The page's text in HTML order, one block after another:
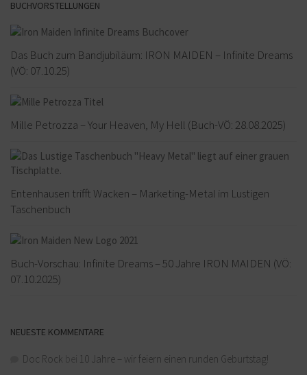
BUCHVORSTELLUNGEN
Das Buch zum Bandjubiläum: IRON MAIDEN – Infinite Dreams
(VÖ: 07.10.25)
Mille Petrozza – Your Heaven, My Hell (Buch-VÖ: 28.08.2025)
Entenhausen trifft Wacken – Marketing-Metal im Lustigen
Taschenbuch
Buch-Vorschau: Infinite Dreams – 50 Jahre IRON MAIDEN (VÖ:
07.10.2025)
NEUESTE KOMMENTARE
Doc Rock 10 Jahre – wir feiern einen runden Geburtstag!